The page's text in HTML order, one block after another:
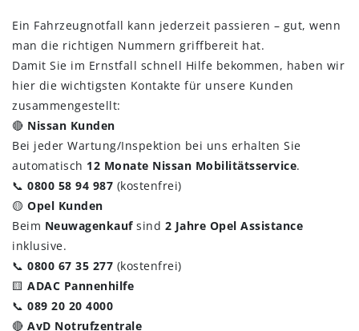
Ein Fahrzeugnotfall kann jederzeit passieren – gut, wenn
man die richtigen Nummern griffbereit hat.
Damit Sie im Ernstfall schnell Hilfe bekommen, haben wir
hier die wichtigsten Kontakte für unsere Kunden
zusammengestellt:
🔴 Nissan Kunden
Bei jeder Wartung/Inspektion bei uns erhalten Sie
automatisch 12 Monate Nissan Mobilitätsservice.
📞 0800 58 94 987 (kostenfrei)
🟡 Opel Kunden
Beim Neuwagenkaufsind 2 Jahre Opel Assistance
inklusive.
📞 0800 67 35 277 (kostenfrei)
🟨 ADAC Pannenhilfe
📞 089 20 20 4000
🔴 AvD Notrufzentrale